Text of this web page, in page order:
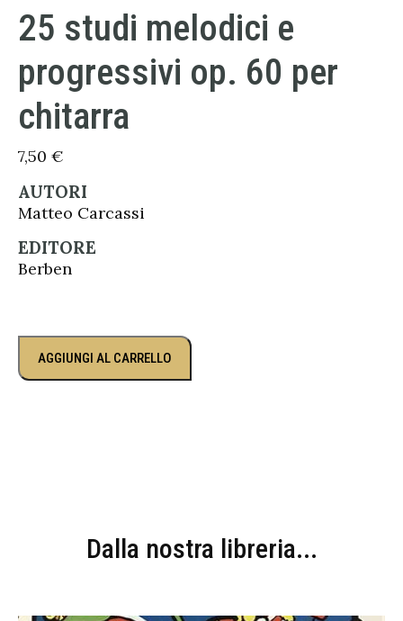
25 studi melodici e
progressivi op. 60 per
chitarra
7,50 €
AUTORI
Matteo Carcassi
EDITORE
Berben
AGGIUNGI AL CARRELLO
Dalla nostra libreria...